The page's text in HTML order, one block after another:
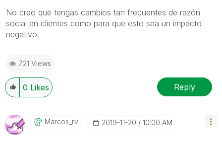
No creo que tengas cambios tan frecuentes de razón
social en clientes como para que esto sea un impacto
negativo.
721 Views
0 Likes Reply
Marcos_rv ‎2019-11-20 10:00 AM